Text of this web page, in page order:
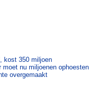
kost 350 miljoen
nu miljoenen ophoesten
overgemaakt